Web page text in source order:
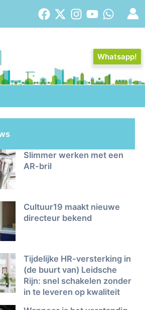
Whatsapp!
Slimmer werken met een
AR-bril
Cultuur19 maakt nieuwe
directeur bekend
Tijdelijke HR-versterking in
(de buurt van) Leidsche
Rijn: snel schakelen zonder
in te leveren op kwaliteit